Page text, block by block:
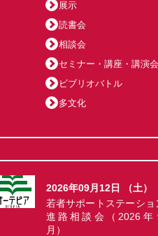
展示
読書会
相談会
セミナー・講座・講演会
ビブリオバトル
多文化
2026年09月12日 （土）
若者サポートステーショ
進路相談会（2026年
月）